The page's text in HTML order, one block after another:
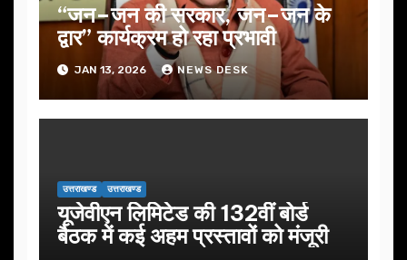
“जन–जन की सरकार, जन–जन के
द्वार” कार्यक्रम हो रहा प्रभावी
JAN 13, 2026 NEWS DESK
उत्तराखण्ड उत्तराखण्ड
यूजेवीएन लिमिटेड की 132वीं बोर्ड
बैठक में कई अहम प्रस्तावों को मंजूरी